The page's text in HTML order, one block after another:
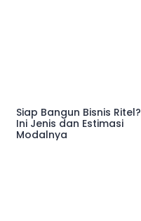
Siap Bangun Bisnis Ritel?
Ini Jenis dan Estimasi
Modalnya